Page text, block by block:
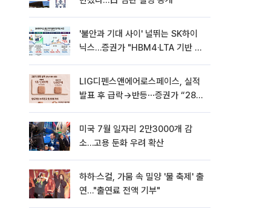
'불안과 기대 사이' 널뛰는 SK하이
닉스…증권가 "HBM4·LTA 기반 펀
LIG디펜스앤에어로스페이스, 실적
발표 후 급락→반등⋯증권가 “28년
미국 7월 일자리 2만3000개 감
소…고용 둔화 우려 확산
하하·스컬, 가뭄 속 밀양 '물 축제' 출
연…"출연료 전액 기부"